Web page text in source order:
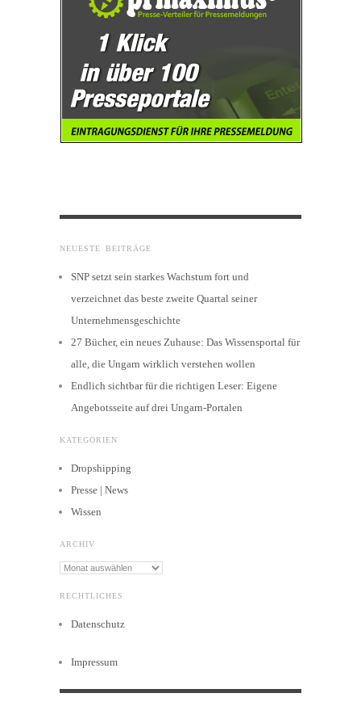
NEUESTE BEITRÄGE
SNP setzt sein starkes Wachstum fort und
verzeichnet das beste zweite Quartal seiner
Unternehmensgeschichte
27 Bücher, ein neues Zuhause: Das Wissensportal für
alle, die Ungarn wirklich verstehen wollen
Endlich sichtbar für die richtigen Leser: Eigene
Angebotsseite auf drei Ungarn-Portalen
KATEGORIEN
Dropshipping
Presse | News
Wissen
ARCHIV
Archiv
RECHTLICHES
Datenschutz
Impressum